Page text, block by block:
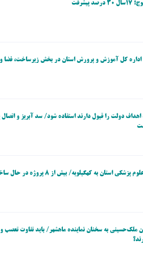
اداره کل آموزش و پرورش استان در بخش زیرساخت، فضا
اهداف دولت را قبول دارند استفاده شود/ سد آبریز و اتصال
بیش از ۸ پروژه در حال ساخت در کهگیلویه وجود دارد
ملک‌حسینی به سخنان نماینده ماهشهر/ باید تفاوت